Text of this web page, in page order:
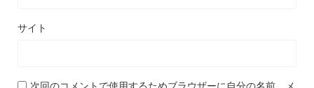
サイト
次回のコメントで使用するためブラウザーに自分の名前、メ